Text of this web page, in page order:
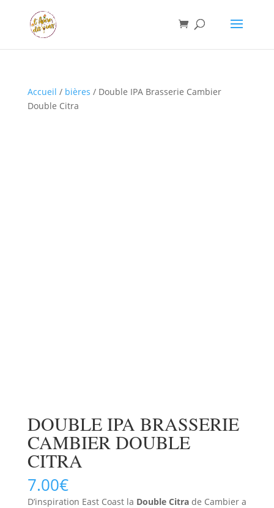
Accueil / bières / Double IPA Brasserie Cambier
Double Citra
DOUBLE IPA BRASSERIE
CAMBIER DOUBLE
CITRA
7.00€
D’inspiration East Coast la Double Citrade Cambier a